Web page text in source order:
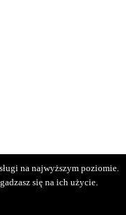
na najwyższym poziomie.
się na ich użycie.